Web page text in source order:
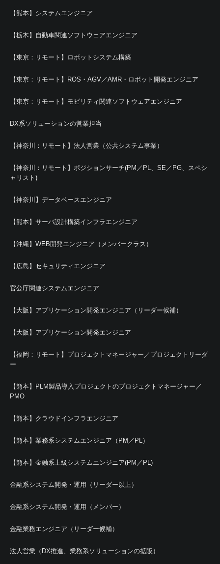
【熊本】システムエンジニア
【栃木】自動車関連ソフトウェアエンジニア
【東京：リモート】ロボットシステム構築
【東京：リモート】ROS・AGV／AMR・ロボット開発エンジニア
【東京：リモート】モビリティ関連ソフトウェアエンジニア
DX系ソリューションの営業担当
【神奈川：リモート】法人営業（公共システム事業）
【神奈川：リモート】ポジションサーチ(PM／PL、SE／PG、スペシ
ャリスト)
【神奈川】データベースエンジニア
【熊本】サーバ設計構築インフラエンジニア
【沖縄】WEB開発エンジニア（メンバークラス）
【広島】セキュリティエンジニア
官公庁関連システムエンジニア
【大阪】アプリケーション開発エンジニア（リーダー候補）
【大阪】アプリケーション開発エンジニア
【福岡：リモート】プロジェクトマネージャー／プロジェクトリーダ
ー
【熊本】PLM製品導入プロジェクトのプロジェクトマネージャー／
PMO
【熊本】クラウドインフラエンジニア
【熊本】業務系システムエンジニア（PM／PL）
【熊本】金融系上級システムエンジニア(PM／PL)
金融系システム開発・運用（リーダー以上）
金融系システム開発・運用（メンバー）
金融業務エンジニア（リーダー候補）
法人営業（DX推進、業務系ソリューションの拡販）